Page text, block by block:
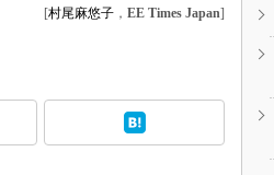
Japan）
[村尾麻悠子 ， EE Times Japan]